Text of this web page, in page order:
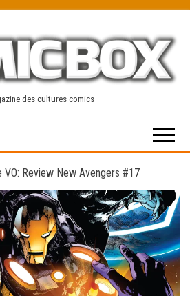
des cultures comics
VO: Review New Avengers #17